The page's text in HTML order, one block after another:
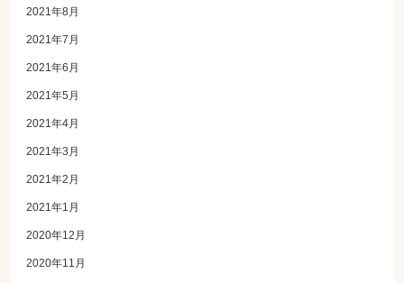
2021年8月
2021年7月
2021年6月
2021年5月
2021年4月
2021年3月
2021年2月
2021年1月
2020年12月
2020年11月